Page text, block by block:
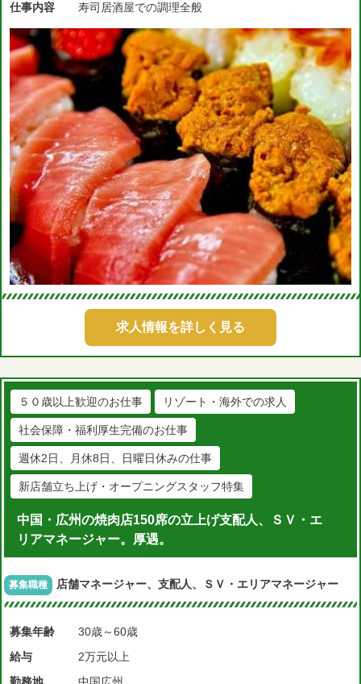
仕事内容
寿司居酒屋での調理全般
求人情報を詳しく見る
５０歳以上歓迎のお仕事 リゾート・海外での求人
社会保障・福利厚生完備のお仕事
週休2日、月休8日、日曜日休みの仕事
新店舗立ち上げ・オープニングスタッフ特集
中国・広州の焼肉店150席の立上げ支配人、ＳＶ・エ
リアマネージャー。厚遇。
募集職種 店舗マネージャー、支配人、ＳＶ・エリアマネージャー
募集年齢
30歳～60歳
給与
2万元以上